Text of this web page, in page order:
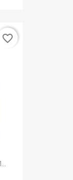
favorite_border